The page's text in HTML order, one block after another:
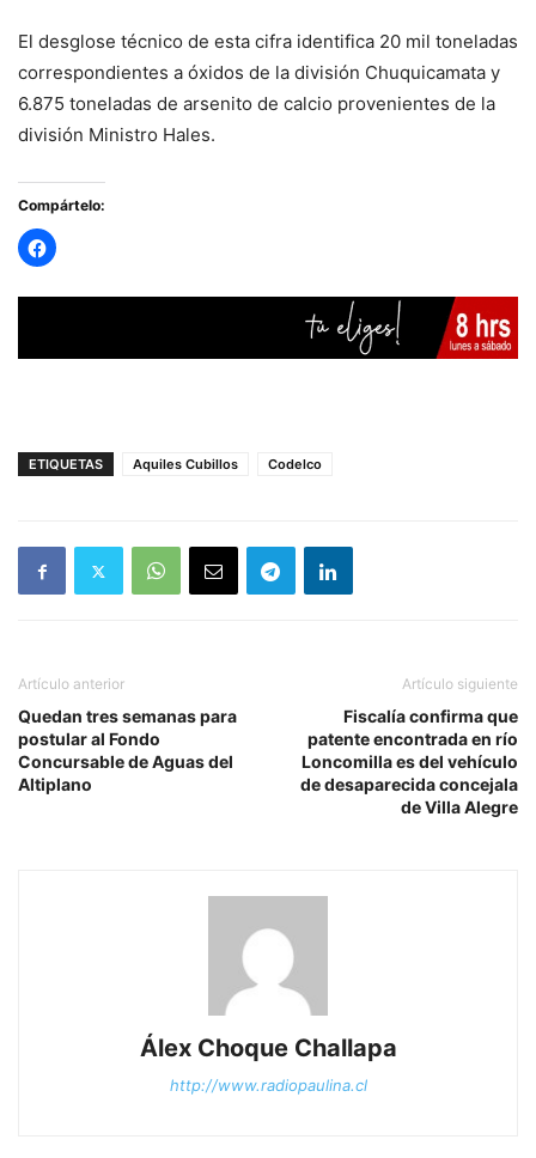
El desglose técnico de esta cifra identifica 20 mil toneladas
correspondientes a óxidos de la división Chuquicamata y
6.875 toneladas de arsenito de calcio provenientes de la
división Ministro Hales.
Compártelo:
ETIQUETAS Aquiles Cubillos Codelco
Artículo anterior
Quedan tres semanas para
postular al Fondo
Concursable de Aguas del
Altiplano
Artículo siguiente
Fiscalía confirma que
patente encontrada en río
Loncomilla es del vehículo
de desaparecida concejala
de Villa Alegre
Álex Choque Challapa
http://www.radiopaulina.cl